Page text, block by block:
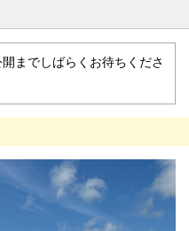
までしばらくお待ちくださ